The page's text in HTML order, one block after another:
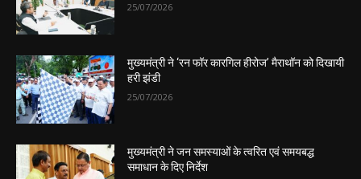
25/07/2026
मुख्यमंत्री ने ‘रन फॉर कारगिल हीरोज’ मैराथॉन को दिखायी
हरी झंडी
25/07/2026
मुख्यमंत्री ने जन समस्याओं के त्वरित एवं समयबद्ध
समाधान के दिए निर्देश